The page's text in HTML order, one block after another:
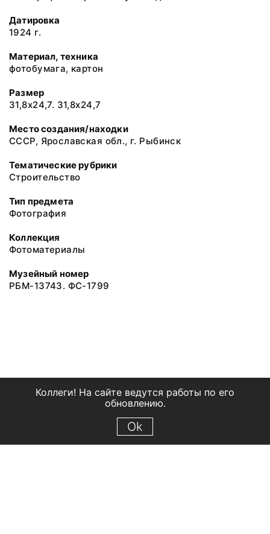
Датировка
1924 г.
Материал, техника
фотобумага, картон
Размер
31,8х24,7. 31,8х24,7
Место создания/находки
СССР, Ярославская обл., г. Рыбинск
Тематические рубрики
Строительство
Тип предмета
Фотография
Коллекция
Фотоматериалы
Музейный номер
РБМ-13743. ФС-1799
Коллеги! На сайте ведутся работы по его
обновлению.
Ok